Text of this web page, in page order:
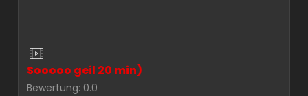
Sooooo geil 20 min)
Bewertung: 0.0